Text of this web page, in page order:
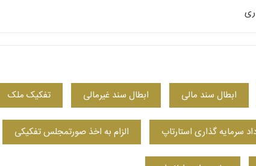
ابطال سند مالی ابطال سند غیرمالی تفکیک ملک
سرمایه گذاری استارتاپ الزام به اخذ صورتمجلس تفکیکی